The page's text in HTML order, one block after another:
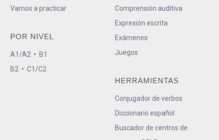
Vamos a practicar
POR NIVEL
A1/A2 • B1
B2 • C1/C2
Comprensión auditiva
Expresión escrita
Exámenes
Juegos
HERRAMIENTAS
Conjugador de verbos
Diccionario español
Buscador de centros de